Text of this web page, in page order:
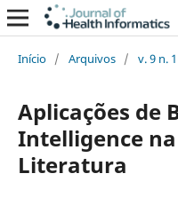
Início / Arquivos / v. 9 n.
Aplicações de
Intelligence na
Literatura